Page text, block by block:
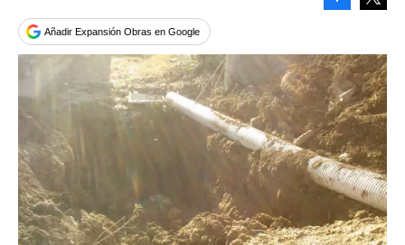
Añadir Expansión Obras en Google